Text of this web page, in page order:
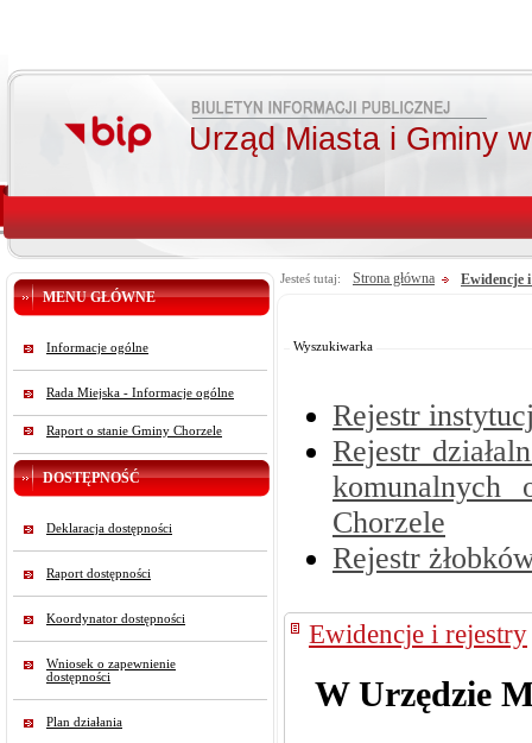
Urząd Miasta i Gminy
MENU GŁÓWNE
Informacje ogólne
Rada Miejska - Informacje ogólne
Raport o stanie Gminy Chorzele
DOSTĘPNOŚĆ
Deklaracja dostępności
Raport dostępności
Koordynator dostępności
Wniosek o zapewnienie
dostępności
Plan działania
Jesteś tutaj: Strona główna Ewidencje
Wyszukiwarka
Rejestr
Rejestr
komunalnych
Chorzele
Rejestr
Ewidencje i rejestry
W Urzędzie